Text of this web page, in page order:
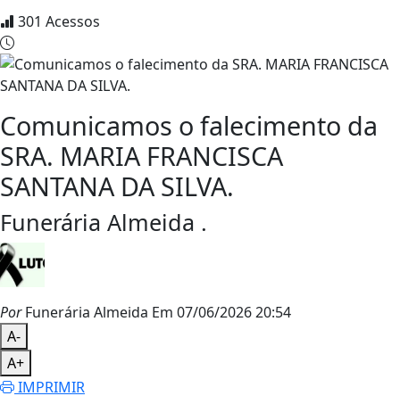
301 Acessos
Comunicamos o falecimento da
SRA. MARIA FRANCISCA
SANTANA DA SILVA.
Funerária Almeida .
PorFunerária Almeida Em 07/06/2026 20:54
A-
A+
IMPRIMIR